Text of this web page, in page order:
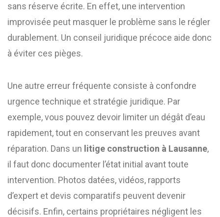
sans réserve écrite. En effet, une intervention
improvisée peut masquer le problème sans le régler
durablement. Un conseil juridique précoce aide donc
à éviter ces pièges.
Une autre erreur fréquente consiste à confondre
urgence technique et stratégie juridique. Par
exemple, vous pouvez devoir limiter un dégât d’eau
rapidement, tout en conservant les preuves avant
réparation. Dans un litige construction à Lausanne,
il faut donc documenter l’état initial avant toute
intervention. Photos datées, vidéos, rapports
d’expert et devis comparatifs peuvent devenir
décisifs. Enfin, certains propriétaires négligent les